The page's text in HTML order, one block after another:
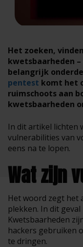
Het zoeken,
kwetsbaarheden
belangrijk
pentest komt het
ruimschoots aan
kwetsbaarheden
In dit artikel lichten
vulnerabilities van
eens na te lopen.
Wat zijn
Het woord zegt het
plekken. In dit
Kwetsbaarheden
hackers gebruiken
te dringen.